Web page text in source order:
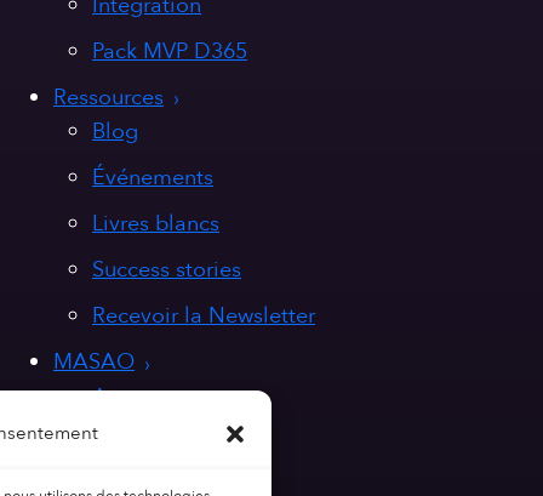
Pack MVP D365
Ressources
Blog
Événements
Livres blancs
Success stories
Recevoir la Newsletter
MASAO
A propos
Nos valeurs
Nous rejoindre